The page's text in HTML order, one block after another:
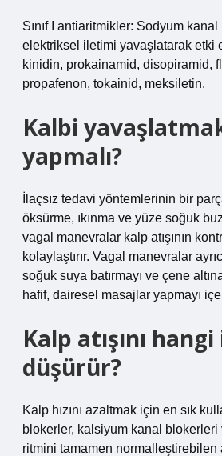
Sınıf I antiaritmikler: Sodyum
elektriksel iletimi yavaşlatarak etki
kinidin, prokainamid, disopiramid,
propafenon, tokainid, meksiletin.
Kalbi
yapmalı?
İlaçsız tedavi yöntemlerinin bir
öksürme, ıkınma ve yüze soğuk
vagal manevralar kalp atışının
kolaylaştırır. Vagal manevralar
soğuk suya batırmayı ve çene
hafif, dairesel masajlar yapmayı
Kalp atışını
düşürür?
Kalp hızını azaltmak için en sık
blokerler, kalsiyum kanal
ritmini tamamen normalleştirebilen